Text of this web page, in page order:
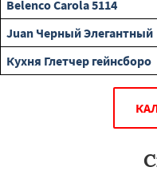
Belenco Carola 5114
Juan Черный Элегантный
Кухня Глетчер гейнсборо